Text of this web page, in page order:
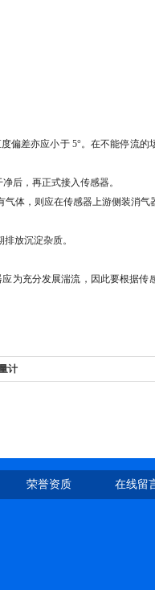
偏差亦应小于 5°。在不能停流的
后，再正式接入传感器。
体，则应在传感器上游侧装消气
放沉淀杂质。
为充分发展湍流，因此要根据传
计
荣誉资质 在线留